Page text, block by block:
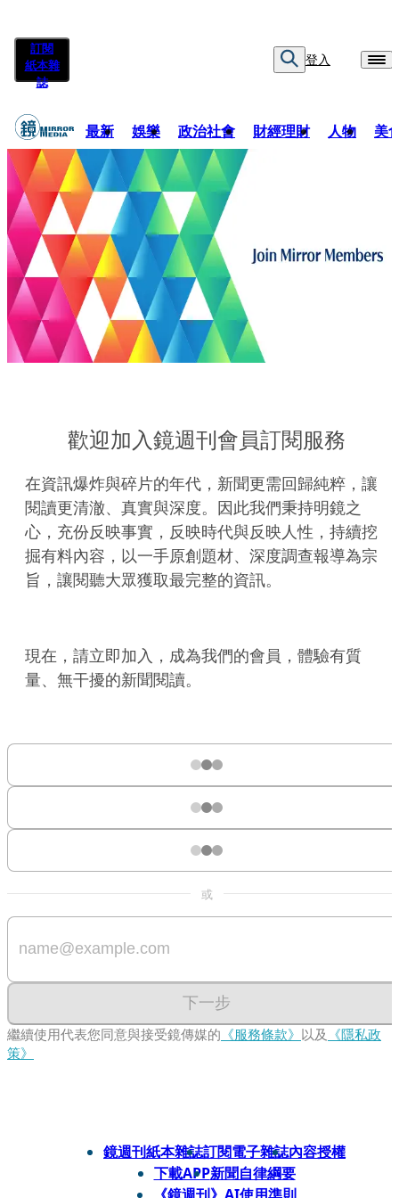
訂閱
紙本雜
誌
登入
最新 娛樂 政治社會 財經理財 人物 美
歡迎加入鏡週刊會員訂閱服務
在資訊爆炸與碎片的年代，新聞更需回歸純粹，讓
閱讀更清澈、真實與深度。因此我們秉持明鏡之
心，充份反映事實，反映時代與反映人性，持續挖
掘有料內容，以一手原創題材、深度調查報導為宗
旨，讓閱聽大眾獲取最完整的資訊。
現在，請立即加入，成為我們的會員，體驗有質
量、無干擾的新聞閱讀。
或
下一步
繼續使用代表您同意與接受鏡傳媒的 《服務條款》 以及 《隱私政
策》
鏡週刊紙本雜誌訂閱電子雜誌內容授權
下載APP新聞自律綱要